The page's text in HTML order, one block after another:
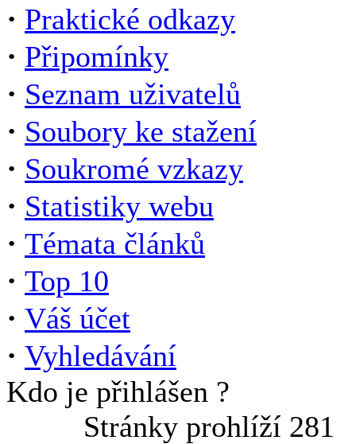
· Praktické odkazy
· Připomínky
· Seznam uživatelů
· Soubory ke stažení
· Soukromé vzkazy
· Statistiky webu
· Témata článků
· Top 10
· Váš účet
· Vyhledávání
Kdo je přihlášen ?
Stránky prohlíží 281